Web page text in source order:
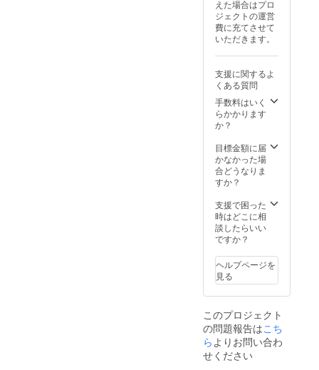
レー
ワーク
ショッ
プ］ 日
程：
1月14日
（火）
時間：
11:00〜
場所：
HAJIK
AMI［
町4-
146］
内容：
家庭向
パイス
カレー
入門編
店主が
を作る
ところ
を実際
に見
て、簡
1000円
単位で
ご使用
いただ
けま
釣りは
出ませ
んので
ご了承
くださ
えた場合はプロ
ジェクトの運営
費に充てさせて
いただきます。
支援に関するよ
くある質問
手数料はいく
らかかります
か？
目標金額に届
かなかった場
合どうなりま
すか？
支援で困った
時はどこに相
談したらいい
ですか？
ヘルプページを
見る
このプロジェクト
の問題報告はこち
ら よりお問い合わ
せください